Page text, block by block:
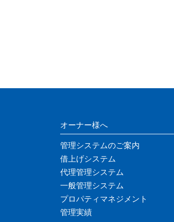
オーナー様へ
管理システムのご案内
借上げシステム
代理管理システム
一般管理システム
プロパティマネジメント
管理実績